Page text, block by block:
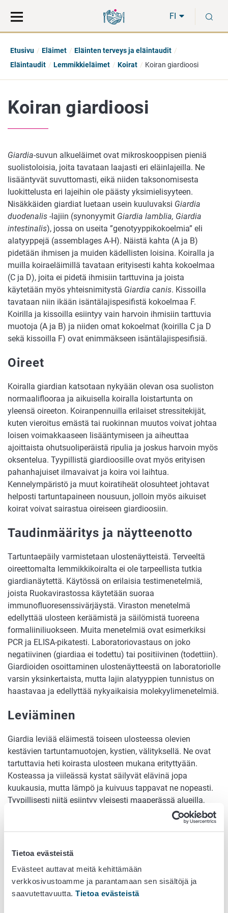
Tietoa evästeistä
Evästeet auttavat meitä kehittämään
verkkosivustoamme ja parantamaan sen sisältöjä ja
saavutettavuutta. Tietoa evästeistä
suoraan
sisältöön
koko
sivuston
FI
Etusivu Eläimet
Eläinten terveys ja eläintaudit
Eläintaudit
Lemmikkieläimet Koirat Koiran giardioosi
Koiran giardioosi
Giardia-suvun alkueläimet ovat mikroskooppisen pieniä
suolistoloisia, joita tavataan laajasti eri eläinlajeilla. Ne
lisääntyvät suvuttomasti, eikä niiden taksonomisesta
luokittelusta eri lajeihin ole päästy yksimielisyyteen.
Nisäkkäiden giardiat luetaan usein kuuluvaksi Giardia
duodenalis -lajiin (synonyymit Giardia lamblia, Giardia
intestinalis), jossa on useita ”genotyyppikokoelmia” eli
alatyyppejä (assemblages A-H). Näistä kahta (A ja B)
pidetään ihmisen ja muiden kädellisten loisina. Koiralla ja
muilla koiraeläimillä tavataan erityisesti kahta kokoelmaa
(C ja D), joita ei pidetä ihmisiin tarttuvina ja joista
käytetään myös yhteisnimitystä Giardia canis. Kissoilla
tavataan niin ikään isäntälajispesifistä kokoelmaa F.
Koirilla ja kissoilla esiintyy vain harvoin ihmisiin tarttuvia
muotoja (A ja B) ja niiden omat kokoelmat (koirilla C ja D
sekä kissoilla F) ovat enimmäkseen isäntälajispesifisiä.
Oireet
Koiralla giardian katsotaan nykyään olevan osa suoliston
normaaliflooraa ja aikuisella koiralla loistartunta on
yleensä oireeton. Koiranpennuilla erilaiset stressitekijät,
kuten vieroitus emästä tai ruokinnan muutos voivat johtaa
loisen voimakkaaseen lisääntymiseen ja aiheuttaa
ajoittaista ohutsuoliperäistä ripulia ja joskus harvoin myös
oksentelua. Tyypillistä giardioosille ovat myös erityisen
pahanhajuiset ilmavaivat ja koira voi laihtua.
Kennelympäristö ja muut koiratiheät olosuhteet johtavat
helposti tartuntapaineen nousuun, jolloin myös aikuiset
koirat voivat sairastua oireiseen giardioosiin.
Taudinmääritys ja näytteenotto
Tartuntaepäily varmistetaan ulostenäytteistä. Terveeltä
oireettomalta lemmikkikoiralta ei ole tarpeellista tutkia
giardianäytettä. Käytössä on erilaisia testimenetelmiä,
joista Ruokavirastossa käytetään suoraa
immunofluoresenssivärjäystä. Viraston menetelmä
edellyttää ulosteen keräämistä ja säilömistä tuoreena
formaliiniliuokseen. Muita menetelmiä ovat esimerkiksi
PCR ja ELISA-pikatesti. Laboratoriovastaus on joko
negatiivinen (giardiaa ei todettu) tai positiivinen (todettiin).
Giardioiden osoittaminen ulostenäytteestä on laboratoriolle
varsin yksinkertaista, mutta lajin alatyyppien tunnistus on
haastavaa ja edellyttää nykyaikaisia molekyylimenetelmiä.
Leviäminen
Giardia leviää eläimestä toiseen ulosteessa olevien
kestävien tartuntamuotojen, kystien, välityksellä. Ne ovat
tartuttavia heti koirasta ulosteen mukana erityttyään.
Kosteassa ja viileässä kystat säilyvät elävinä jopa
kuukausia, mutta lämpö ja kuivuus tappavat ne nopeasti.
Tyypillisesti niitä esiintyy yleisesti maaperässä alueilla,
joilla koirat ulkoilevat. On arveltu, että koiran varusteissa
kystat voisivat elää noin viikon huoneenlämpötilassa.
tartunnasta.
Hoito ja leviämisen estäminen
Oireeton giardiatartunta ei vaadi lääkehoitoa. Ripuloiva